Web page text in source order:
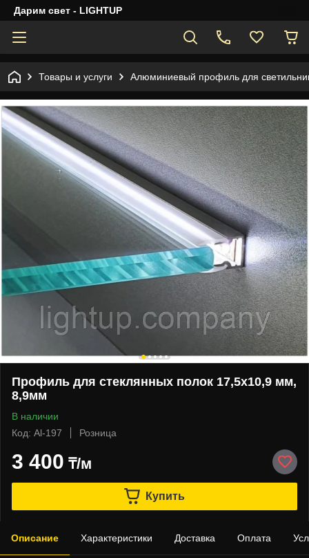
Дарим свет - LIGHTUP
Товары и услуги Алюминиевый профиль для
Профиль для стеклянных полок 17,5х10,9 мм,
8,9мм
В наличии
Код: Al-197
Розница
3 400 ₸/м
Купить
Описание Характеристики Доставка Оплата